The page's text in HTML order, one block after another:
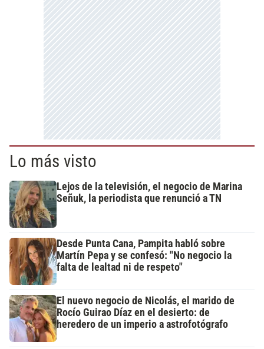
Lo más visto
Lejos de la televisión, el negocio de Marina
Señuk, la periodista que renunció a TN
Desde Punta Cana, Pampita habló sobre
Martín Pepa y se confesó: "No negocio la
falta de lealtad ni de respeto"
El nuevo negocio de Nicolás, el marido de
Rocío Guirao Díaz en el desierto: de
heredero de un imperio a astrofotógrafo